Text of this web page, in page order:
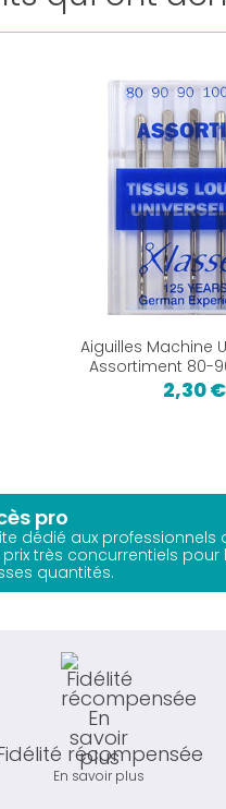
Aiguilles Machine
Assortiment 80-
2,30 €
pro
dédié aux professionnels
très concurrentiels pour
quantités.
récompensée
En savoir plus